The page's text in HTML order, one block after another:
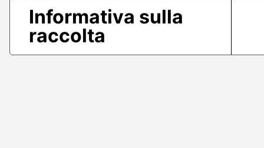
Informativa sulla
raccolta